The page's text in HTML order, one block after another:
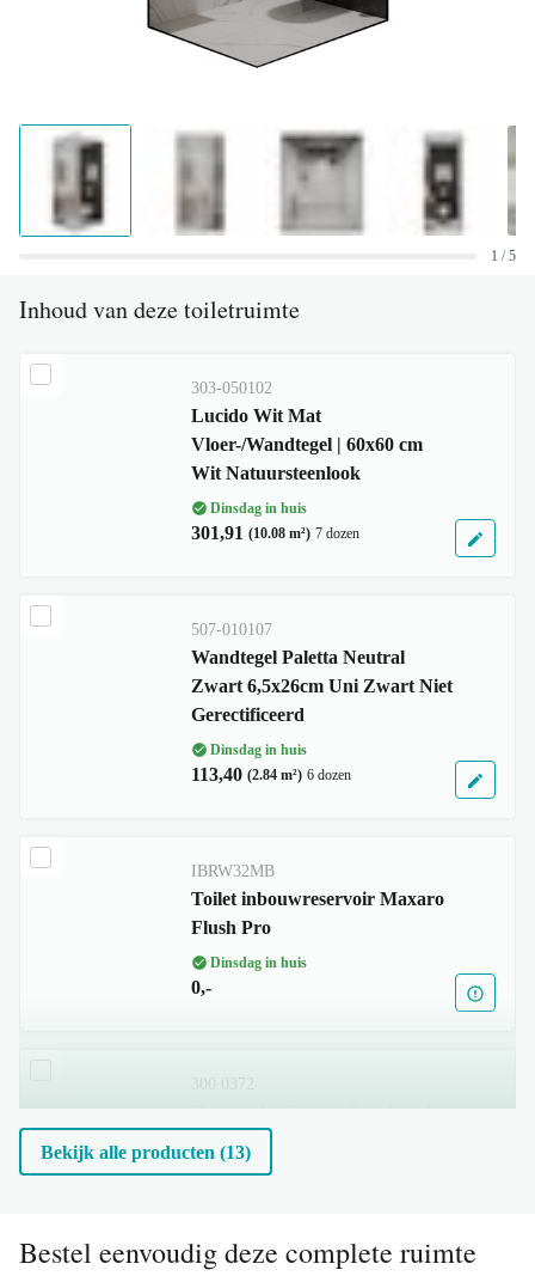
1 / 5
Inhoud van deze toiletruimte
303-050102
Lucido Wit Mat
Vloer-/Wandtegel | 60x60 cm
Wit Natuursteenlook
Dinsdag in huis
301,91 (10.08 m²) 7 dozen
507-010107
Wandtegel Paletta Neutral
Zwart 6,5x26cm Uni Zwart Niet
Gerectificeerd
Dinsdag in huis
113,40 (2.84 m²) 6 dozen
IBRW32MB
Toilet inbouwreservoir Maxaro
Flush Pro
Dinsdag in huis
0,-
300.0372
Hangend toilet met Spoelrand
Dinsdag in huis
Bekijk alle producten (13)
Bestel eenvoudig deze complete ruimte